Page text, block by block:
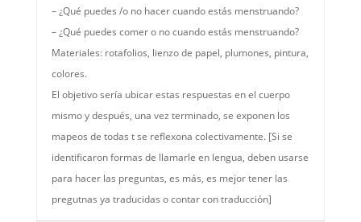
– ¿Qué puedes /o no hacer cuando estás menstruando?
– ¿Qué puedes comer o no cuando estás menstruando?
Materiales: rotafolios, lienzo de papel, plumones, pintura,
colores.
El objetivo sería ubicar estas respuestas en el cuerpo
mismo y después, una vez terminado, se exponen los
mapeos de todas t se reflexona colectivamente. [Si se
identificaron formas de llamarle en lengua, deben usarse
para hacer las preguntas, es más, es mejor tener las
pregutnas ya traducidas o contar con traducción]